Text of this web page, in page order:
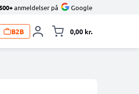
anmeldelser på Google
B2B 0,00 kr.